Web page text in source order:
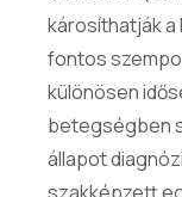
károsíthatják a
fontos
különösen
betegségben
állapot